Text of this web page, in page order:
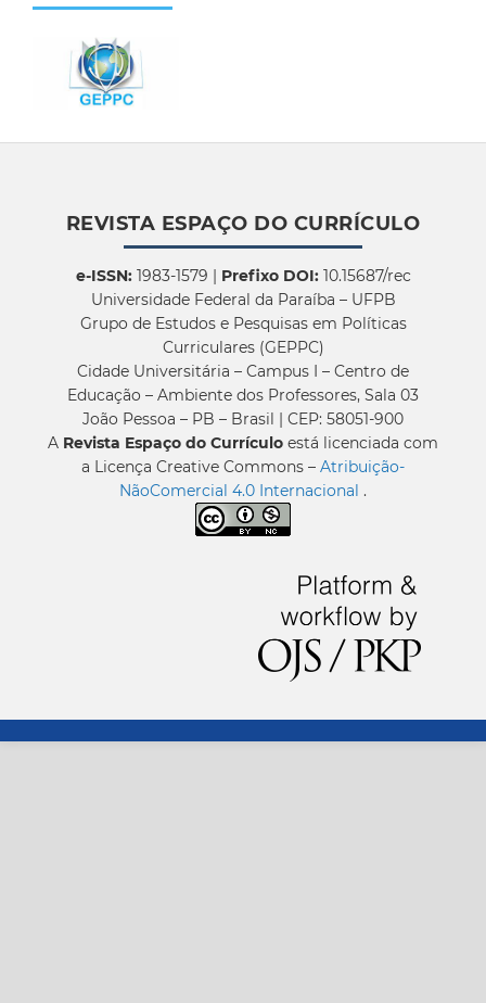
REVISTA ESPAÇO DO CURRÍCULO
e-ISSN:1983-1579 | Prefixo DOI:10.15687/rec
Universidade Federal da Paraíba – UFPB
Grupo de Estudos e Pesquisas em Políticas
Curriculares (GEPPC)
Cidade Universitária – Campus I – Centro de
Educação – Ambiente dos Professores, Sala 03
João Pessoa – PB – Brasil | CEP: 58051-900
A Revista Espaço do Currículo está licenciada com
a Licença Creative Commons – Atribuição-
NãoComercial 4.0 Internacional .